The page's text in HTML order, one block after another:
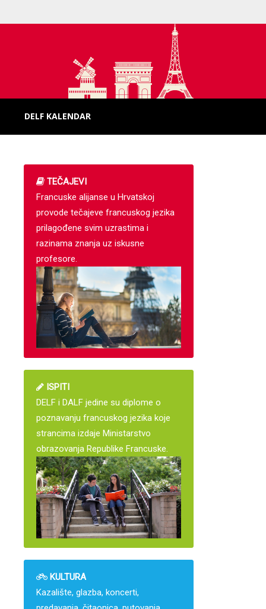
DELF KALENDAR
TEČAJEVI
Francuske alijanse u Hrvatskoj
provode tečajeve francuskog jezika
prilagođene svim uzrastima i
razinama znanja uz iskusne
profesore.
ISPITI
DELF i DALF jedine su diplome o
poznavanju francuskog jezika koje
strancima izdaje Ministarstvo
obrazovanja Republike Francuske.
KULTURA
Kazalište, glazba, koncerti,